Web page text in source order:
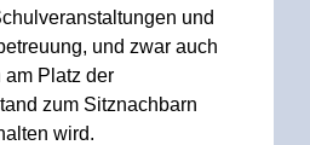
und
und zwar auch
am Platz der
zum Sitznachbarn
wird.